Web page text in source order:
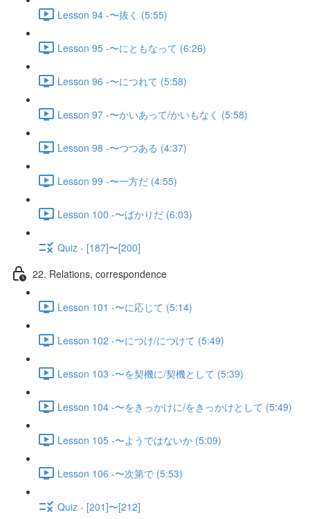
Lesson 94 -〜抜く (5:55)
Lesson 95 -〜にともなって (6:26)
Lesson 96 -〜につれて (5:58)
Lesson 97 -〜かいあって/かいもなく (5:58)
Lesson 98 -〜つつある (4:37)
Lesson 99 -〜一方だ (4:55)
Lesson 100 -〜ばかりだ (6:03)
Quiz - [187]〜[200]
22. Relations, correspondence
Lesson 101 -〜に応じて (5:14)
Lesson 102 -〜につけ/につけて (5:49)
Lesson 103 -〜を契機に/契機として (5:39)
Lesson 104 -〜をきっかけに/をきっかけとして (5:49)
Lesson 105 -〜ようではないか (5:09)
Lesson 106 -〜次第で (5:53)
Quiz - [201]〜[212]